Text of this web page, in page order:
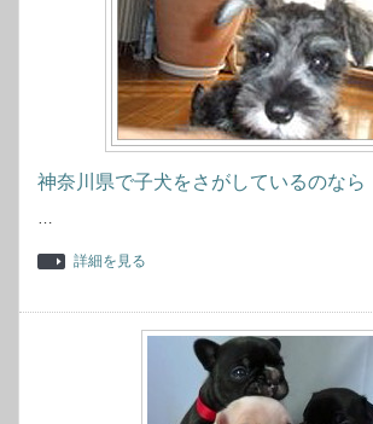
神奈川県で子犬をさがしているのなら
…
詳細を見る